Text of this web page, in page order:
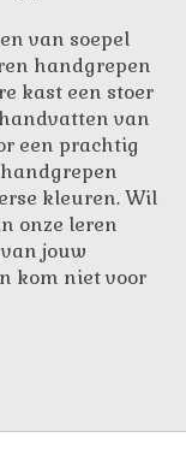
van soepel
handgrepen
kast een stoer
van
een prachtig
kleuren. Wil
onze leren
jouw
kom niet voor